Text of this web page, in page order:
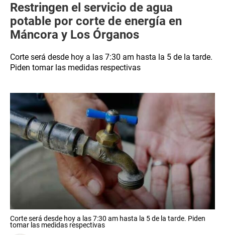
Restringen el servicio de agua
potable por corte de energía en
Máncora y Los Órganos
Corte será desde hoy a las 7:30 am hasta la 5 de la tarde.
Piden tomar las medidas respectivas
Corte será desde hoy a las 7:30 am hasta la 5 de la tarde. Piden
tomar las medidas respectivas